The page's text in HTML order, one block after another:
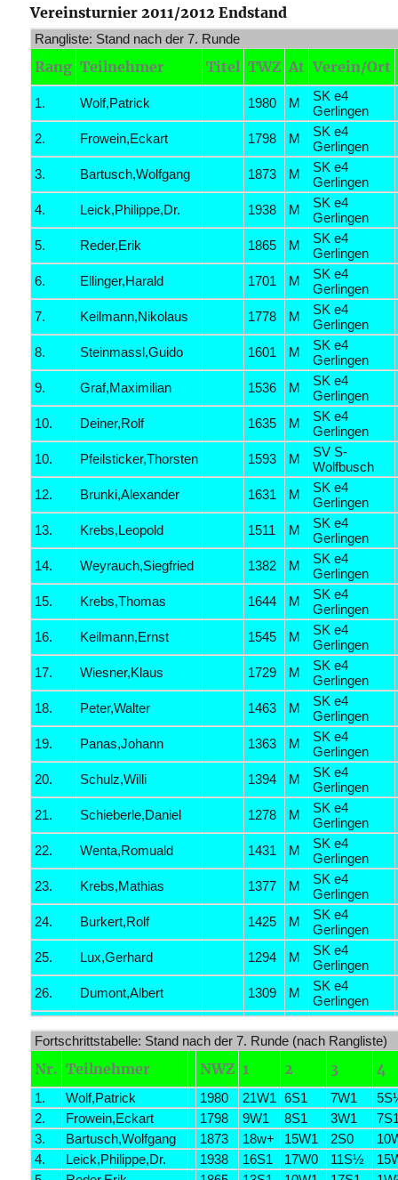
Vereinsturnier 2011/2012 Endstand
Rangliste: Stand nach der 7. Runde
Rang Teilnehmer Titel TWZ At Verein/Ort
1. Wolf,Patrick 1980 M
SK e4
Gerlingen
2.
Frowein,Eckart 1798 M
SK e4
Gerlingen
3.
Bartusch,Wolfgang 1873 M
SK e4
Gerlingen
4.
Leick,Philippe,Dr. 1938 M
SK e4
Gerlingen
5.
Reder,Erik 1865 M
SK e4
Gerlingen
6.
Ellinger,Harald 1701 M
SK e4
Gerlingen
7.
Keilmann,Nikolaus 1778 M
SK e4
Gerlingen
8.
Steinmassl,Guido 1601 M
SK e4
Gerlingen
9.
Graf,Maximilian 1536 M
SK e4
Gerlingen
10.
Deiner,Rolf 1635 M
SK e4
Gerlingen
10.
Pfeilsticker,Thorsten 1593 M
SV S-
Wolfbusch
12.
Brunki,Alexander 1631 M
SK e4
Gerlingen
13.
Krebs,Leopold 1511 M
SK e4
Gerlingen
14.
Weyrauch,Siegfried 1382 M
SK e4
Gerlingen
15.
Krebs,Thomas 1644 M
SK e4
Gerlingen
16.
Keilmann,Ernst 1545 M
SK e4
Gerlingen
17.
Wiesner,Klaus 1729 M
SK e4
Gerlingen
18.
Peter,Walter 1463 M
SK e4
Gerlingen
19.
Panas,Johann 1363 M
SK e4
Gerlingen
20.
Schulz,Willi 1394 M
SK e4
Gerlingen
21.
Schieberle,Daniel 1278 M
SK e4
Gerlingen
22.
Wenta,Romuald 1431 M
SK e4
Gerlingen
23.
Krebs,Mathias 1377 M
SK e4
Gerlingen
24.
Burkert,Rolf 1425 M
SK e4
Gerlingen
25.
Lux,Gerhard 1294 M
SK e4
Gerlingen
26.
Dumont,Albert 1309 M
SK e4
Gerlingen
Fortschrittstabelle: Stand nach der 7. Runde (nach Rangliste)
Nr. Teilnehmer NWZ 1 2 3 4
1. Wolf,Patrick 1980 21W1 6S1 7W1
2.
Frowein,Eckart 1798 9W1 8S1 3W1
3.
Bartusch,Wolfgang 1873 18w+ 15W1 2S0
4.
Leick,Philippe,Dr. 1938 16S1 17W0 11S½